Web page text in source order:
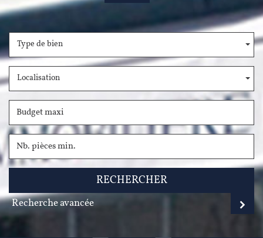
Type de bien
Localisation
RECHERCHER
Recherche avancée